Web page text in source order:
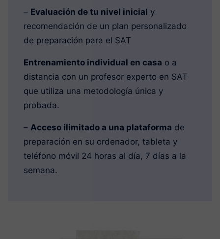
– Evaluación de tu nivel inicial y
recomendación de un plan personalizado
de preparación para el SAT
Entrenamiento individual en casa o a
distancia con un profesor experto en SAT
que utiliza una metodología única y
probada.
– Acceso ilimitado a una plataforma de
preparación en su ordenador, tableta y
teléfono móvil 24 horas al día, 7 días a la
semana.